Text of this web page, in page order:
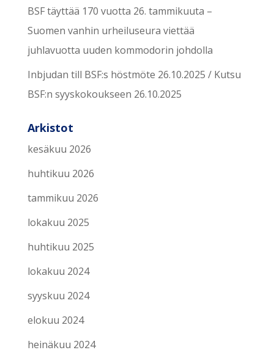
BSF täyttää 170 vuotta 26. tammikuuta –
Suomen vanhin urheiluseura viettää
juhlavuotta uuden kommodorin johdolla
Inbjudan till BSF:s höstmöte 26.10.2025 / Kutsu
BSF:n syyskokoukseen 26.10.2025
Arkistot
kesäkuu 2026
huhtikuu 2026
tammikuu 2026
lokakuu 2025
huhtikuu 2025
lokakuu 2024
syyskuu 2024
elokuu 2024
heinäkuu 2024